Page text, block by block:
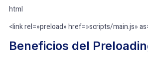
html
<link rel=»preload» href=»scripts/main.js»
Beneficios del